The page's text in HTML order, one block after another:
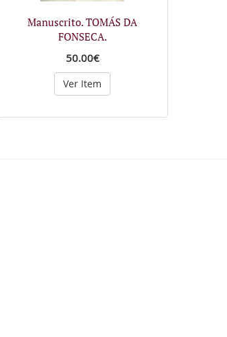
Manuscrito. TOMÁS DA
FONSECA.
50.00€
Ver Item